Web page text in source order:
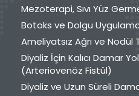
Mezoterapi, Sıvı Yüz
Botoks ve Dolgu
Ameliyatsız Ağrı ve Nodül
Diyaliz İçin Kalıcı Damar
(Arteriovenöz Fistül)
Diyaliz ve Uzun Süreli